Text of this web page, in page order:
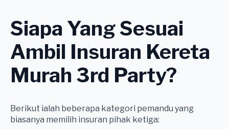
Siapa Yang Sesuai
Ambil Insuran Kereta
Murah 3rd Party?
Berikut ialah beberapa kategori pemandu yang
biasanya memilih insuran pihak ketiga: